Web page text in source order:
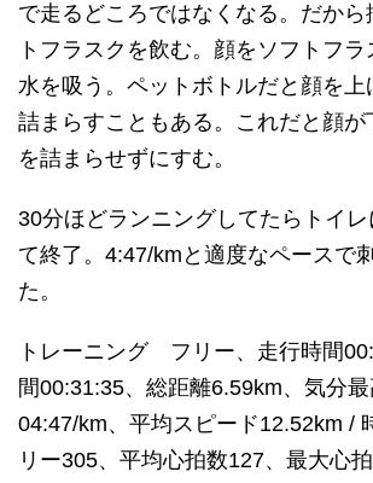
で走るどころではなくなる。だから
トフラスクを飲む。顔をソフトフ
水を吸う。ペットボトルだと顔を上
詰まらすこともある。これだと顔が
を詰まらせずにすむ。
30分ほどランニングしてたらトイ
て終了。4:47/kmと適度なペースで
た。
トレーニング フリー、走行時間
間00:31:35、総距離6.59km、気分
04:47/km、平均スピード12.52km /
リー305、平均心拍数127、最大心